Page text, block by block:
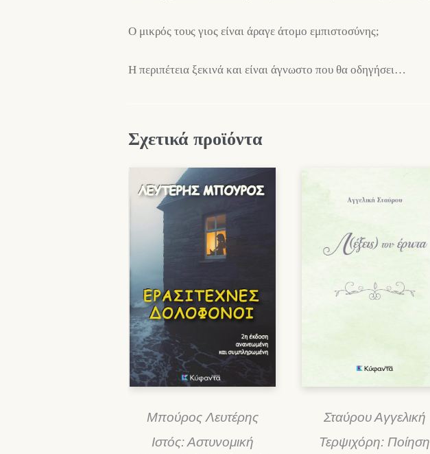
Ο μικρός τους γιος είναι άραγε άτομο εμπιστοσύνης;
Η περιπέτεια ξεκινά και είναι άγνωστο που θα οδηγήσει…
Σχετικά προϊόντα
Μπούρος Λευτέρης
Ιστός: Αστυνομική
Σταύρου Αγγελική
Τερψιχόρη: Ποίηση